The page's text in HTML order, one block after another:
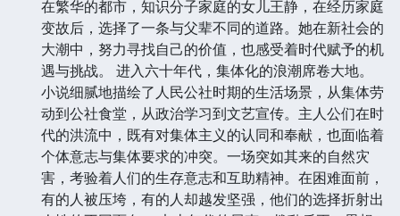
在繁华的都市，知识分子家庭的女儿王静，在经历家庭
变故后，选择了一条与父辈不同的道路。她在新社会的
大潮中，努力寻找自己的价值，也感受着时代赋予的机
遇与挑战。 进入六十年代，集体化的浪潮席卷大地。
小说细腻地描绘了人民公社时期的生活场景，从集体劳
动到公社食堂，从政治学习到文艺宣传。主人公们在时
代的洪流中，既有对集体主义的认同和奉献，也面临着
个体意志与集体要求的冲突。一场突如其来的自然灾
害，考验着人们的生存意志和互助精神。在困难面前，
有的人被压垮，有的人却越发坚强，他们的选择折射出